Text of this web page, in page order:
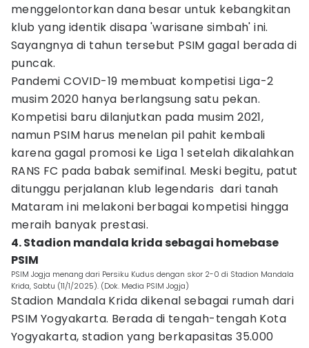
menggelontorkan dana besar untuk kebangkitan
klub yang identik disapa 'warisane simbah' ini.
Sayangnya di tahun tersebut PSIM gagal berada di
puncak.
Pandemi COVID-19 membuat kompetisi Liga-2
musim 2020 hanya berlangsung satu pekan.
Kompetisi baru dilanjutkan pada musim 2021,
namun PSIM harus menelan pil pahit kembali
karena gagal promosi ke Liga 1 setelah dikalahkan
RANS FC pada babak semifinal. Meski begitu, patut
ditunggu perjalanan klub legendaris dari tanah
Mataram ini melakoni berbagai kompetisi hingga
meraih banyak prestasi.
4. Stadion mandala krida sebagai homebase
PSIM
PSIM Jogja menang dari Persiku Kudus dengan skor 2-0 di Stadion Mandala
Krida, Sabtu (11/1/2025). (Dok. Media PSIM Jogja)
Stadion Mandala Krida dikenal sebagai rumah dari
PSIM Yogyakarta. Berada di tengah-tengah Kota
Yogyakarta, stadion yang berkapasitas 35.000